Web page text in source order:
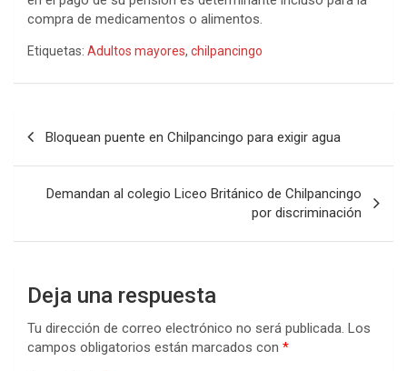
compra de medicamentos o alimentos.
Etiquetas: Adultos mayores, chilpancingo
Bloquean puente en Chilpancingo para exigir agua
Demandan al colegio Liceo Británico de Chilpancingo
por discriminación
Deja una respuesta
Tu dirección de correo electrónico no será publicada. Los
campos obligatorios están marcados con *